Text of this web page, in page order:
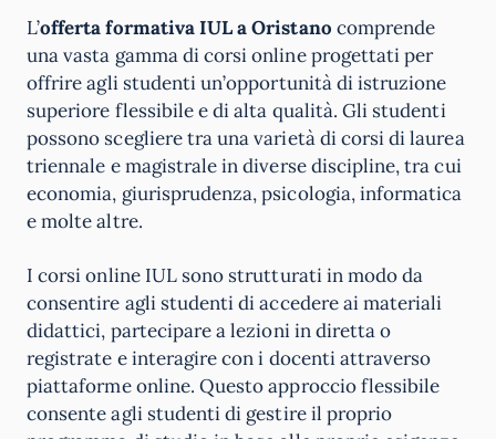
L’offerta formativa IUL a Oristano comprende
una vasta gamma di corsi online progettati per
offrire agli studenti un’opportunità di istruzione
superiore flessibile e di alta qualità. Gli studenti
possono scegliere tra una varietà di corsi di laurea
triennale e magistrale in diverse discipline, tra cui
economia, giurisprudenza, psicologia, informatica
e molte altre.
I corsi online IUL sono strutturati in modo da
consentire agli studenti di accedere ai materiali
didattici, partecipare a lezioni in diretta o
registrate e interagire con i docenti attraverso
piattaforme online. Questo approccio flessibile
consente agli studenti di gestire il proprio